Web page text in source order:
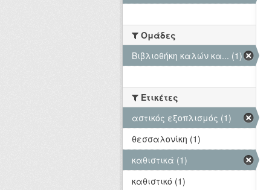
Ομάδες
Βιβλιοθήκη καλών κα... (1)
Ετικέτες
αστικός εξοπλισμός (1)
θεσσαλονίκη (1)
καθιστικά (1)
καθιστικό (1)